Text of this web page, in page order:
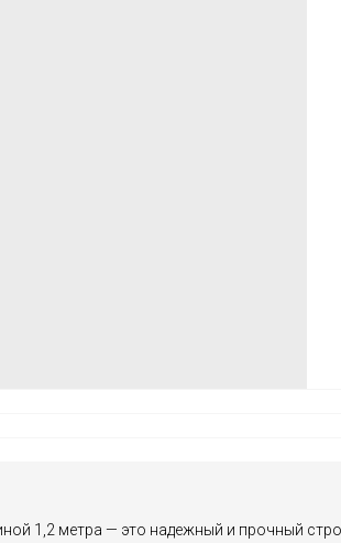
1,2 метра — это надежный и прочный